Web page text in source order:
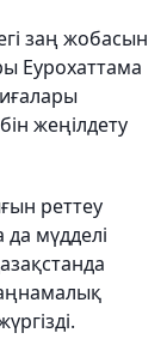
заң жобасын
Еурохаттама
жеңілдету
реттеу
мүдделі